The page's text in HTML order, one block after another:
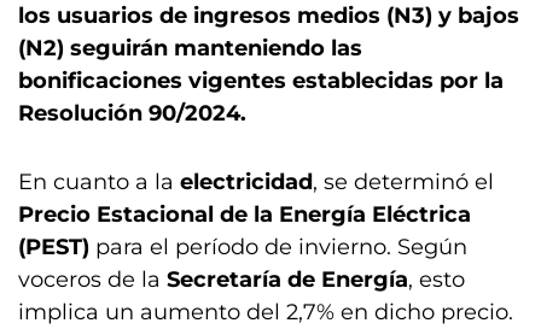
los usuarios de ingresos medios (N3) y bajos
(N2) seguirán manteniendo las
bonificaciones vigentes establecidas por la
Resolución 90/2024.
En cuanto a la electricidad, se determinó el
Precio Estacional de la Energía Eléctrica
(PEST) para el período de invierno. Según
voceros de la Secretaría de Energía, esto
implica un aumento del 2,7% en dicho precio.